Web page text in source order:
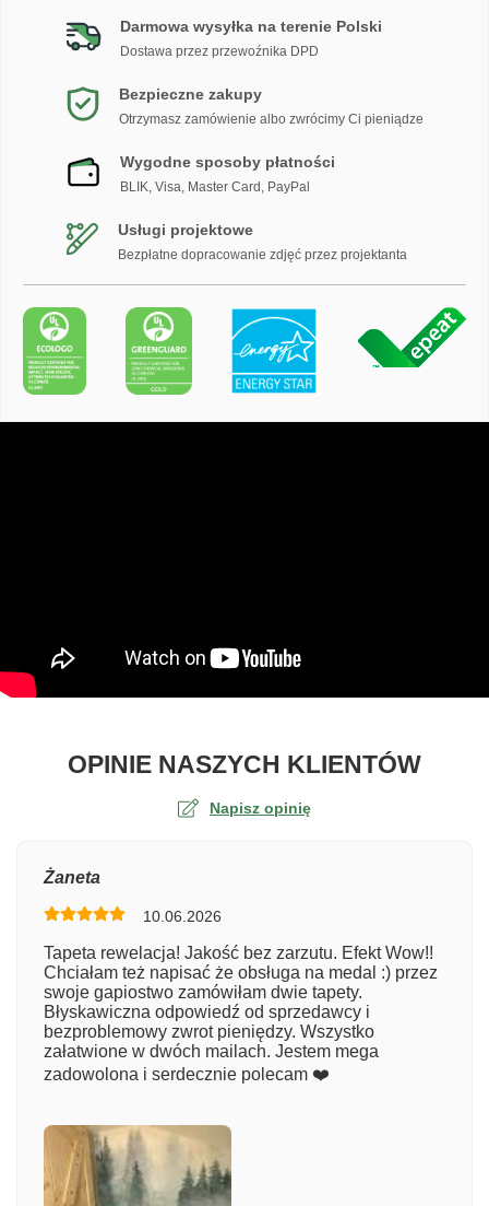
Darmowa wysyłka na terenie Polski
Dostawa przez przewoźnika DPD
Bezpieczne zakupy
Otrzymasz zamówienie albo zwrócimy Ci pieniądze
Wygodne sposoby płatności
BLIK, Visa, Master Card, PayPal
Usługi projektowe
Bezpłatne dopracowanie zdjęć przez projektanta
OPINIE NASZYCH KLIENTÓWO
Napisz opinię
Numer zamówienia
Imię
Żaneta
10.06.2026
Tapeta rewelacja! Jakość bez zarzutu. Efekt Wow!!
Chciałam też napisać że obsługa na medal :) przez
swoje gapiostwo zamówiłam dwie tapety.
Błyskawiczna odpowiedź od sprzedawcy i
bezproblemowy zwrot pieniędzy. Wszystko
załatwione w dwóch mailach. Jestem mega
zadowolona i serdecznie polecam ❤️